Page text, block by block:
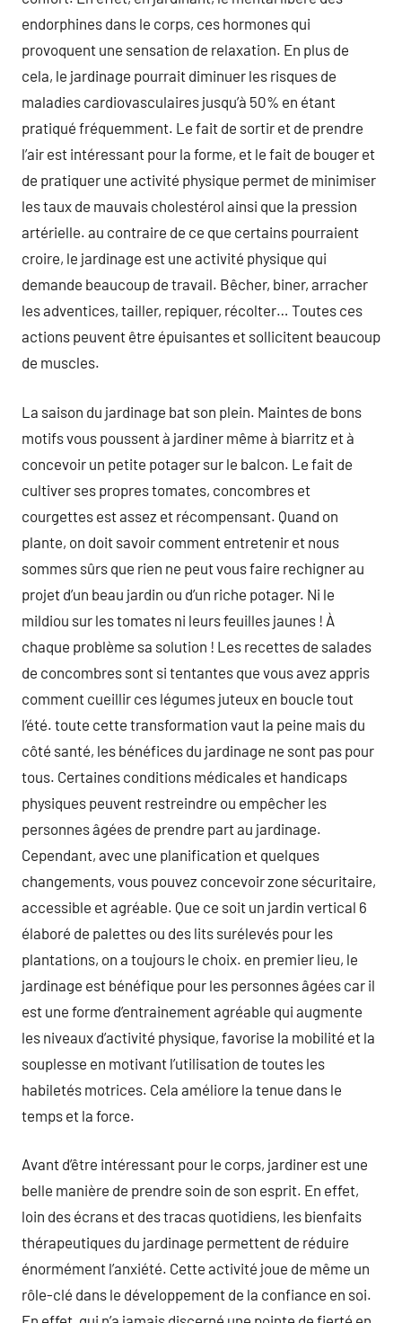
endorphines dans le corps, ces hormones qui
provoquent une sensation de relaxation. En plus de
cela, le jardinage pourrait diminuer les risques de
maladies cardiovasculaires jusqu’à 50% en étant
pratiqué fréquemment. Le fait de sortir et de prendre
l’air est intéressant pour la forme, et le fait de bouger et
de pratiquer une activité physique permet de minimiser
les taux de mauvais cholestérol ainsi que la pression
artérielle. au contraire de ce que certains pourraient
croire, le jardinage est une activité physique qui
demande beaucoup de travail. Bêcher, biner, arracher
les adventices, tailler, repiquer, récolter… Toutes ces
actions peuvent être épuisantes et sollicitent beaucoup
de muscles.
La saison du jardinage bat son plein. Maintes de bons
motifs vous poussent à jardiner même à biarritz et à
concevoir un petite potager sur le balcon. Le fait de
cultiver ses propres tomates, concombres et
courgettes est assez et récompensant. Quand on
plante, on doit savoir comment entretenir et nous
sommes sûrs que rien ne peut vous faire rechigner au
projet d’un beau jardin ou d’un riche potager. Ni le
mildiou sur les tomates ni leurs feuilles jaunes ! À
chaque problème sa solution ! Les recettes de salades
de concombres sont si tentantes que vous avez appris
comment cueillir ces légumes juteux en boucle tout
l’été. toute cette transformation vaut la peine mais du
côté santé, les bénéfices du jardinage ne sont pas pour
tous. Certaines conditions médicales et handicaps
physiques peuvent restreindre ou empêcher les
personnes âgées de prendre part au jardinage.
Cependant, avec une planification et quelques
changements, vous pouvez concevoir zone sécuritaire,
accessible et agréable. Que ce soit un jardin vertical 6
élaboré de palettes ou des lits surélevés pour les
plantations, on a toujours le choix. en premier lieu, le
jardinage est bénéfique pour les personnes âgées car il
est une forme d’entrainement agréable qui augmente
les niveaux d’activité physique, favorise la mobilité et la
souplesse en motivant l’utilisation de toutes les
habiletés motrices. Cela améliore la tenue dans le
temps et la force.
Avant d’être intéressant pour le corps, jardiner est une
belle manière de prendre soin de son esprit. En effet,
loin des écrans et des tracas quotidiens, les bienfaits
thérapeutiques du jardinage permettent de réduire
énormément l’anxiété. Cette activité joue de même un
rôle-clé dans le développement de la confiance en soi.